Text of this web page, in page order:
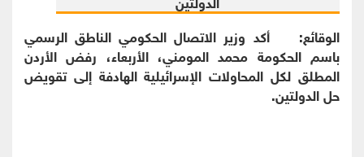
الوقائع: أكد وزير الاتصال الحكومي الناطق الرسمي
باسم الحكومة محمد المومني، الأربعاء، رفض الأردن
المطلق لكل المحاولات الإسرائيلية الهادفة إلى تقويض
حل الدولتين.